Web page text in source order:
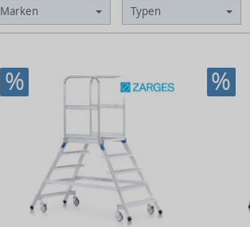
Marken
Typen
% %